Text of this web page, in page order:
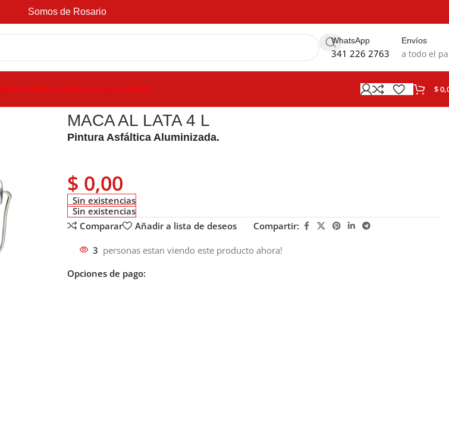
Somos de Rosario
WhatsApp
341 226 2763
Envíos
a todo el
OfertasNosotrosCorte LaserContacto $
MACA AL LATA 4 L
Pintura Asfáltica Aluminizada.
$ 0,00
Sin existencias
Sin existencias
Comparar
Añadir a lista de deseos Compartir:
3 personas estan viendo este producto ahora!
Opciones de pago: